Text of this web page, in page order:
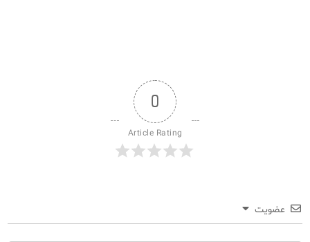
0
Article Rating
عضویت